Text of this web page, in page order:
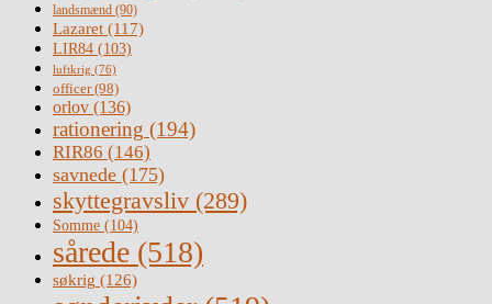
landsmænd (90)
Lazaret (117)
LIR84 (103)
luftkrig (76)
officer(98)
orlov (136)
rationering (194)
RIR86 (146)
savnede (175)
skyttegravsliv (289)
Somme (104)
sårede (518)
søkrig (126)